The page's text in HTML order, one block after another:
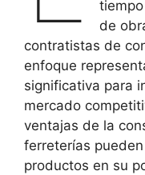
de
contratistas de
enfoque
significativa para
mercado
ventajas de la
ferreterías
productos en su